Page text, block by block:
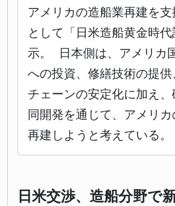
アメリカの造船業再建を
として「日米造船黄金時
示。 日本側は、アメリカ
への投資、修繕技術の提供
チェーンの安定化に加え
同開発を通じて、アメリ
再建しようと考えている。
日米交渉、造船分野で